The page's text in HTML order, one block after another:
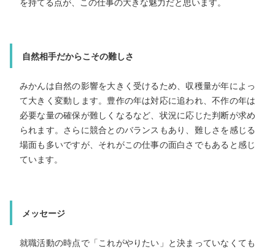
自然相手だからこその難しさ
みかんは自然の影響を大きく受けるため、収穫量が年によっ
て大きく変動します。豊作の年は対応に追われ、不作の年は
必要な量の確保が難しくなるなど、状況に応じた判断が求め
られます。さらに競合とのバランスもあり、難しさを感じる
場面も多いですが、それがこの仕事の面白さでもあると感じ
ています。
メッセージ
就職活動の時点で「これがやりたい」と決まっていなくても
製造現場では一つのミスが全体に影響するため、丁寧さ
中力を大切にしています。会社として「チャレンジす
と」も重視されていますが、その中でも品質を守る意識
に持ち続けています。周囲と連携しながら、安全で安心
品づくりを意識して取り組んでいます。
メッセージ
ら、無理をしすぎず頑張ってほしいです。